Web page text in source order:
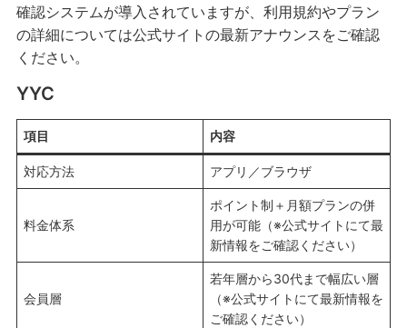
確認システムが導入されていますが、利用規約やプラン
の詳細については公式サイトの最新アナウンスをご確認
ください。
YYC
項目 内容
対応方法 アプリ／ブラウザ
料金体系
ポイント制＋月額プランの併
用が可能（※公式サイトにて最
新情報をご確認ください）
会員層
若年層から30代まで幅広い層
（※公式サイトにて最新情報を
ご確認ください）